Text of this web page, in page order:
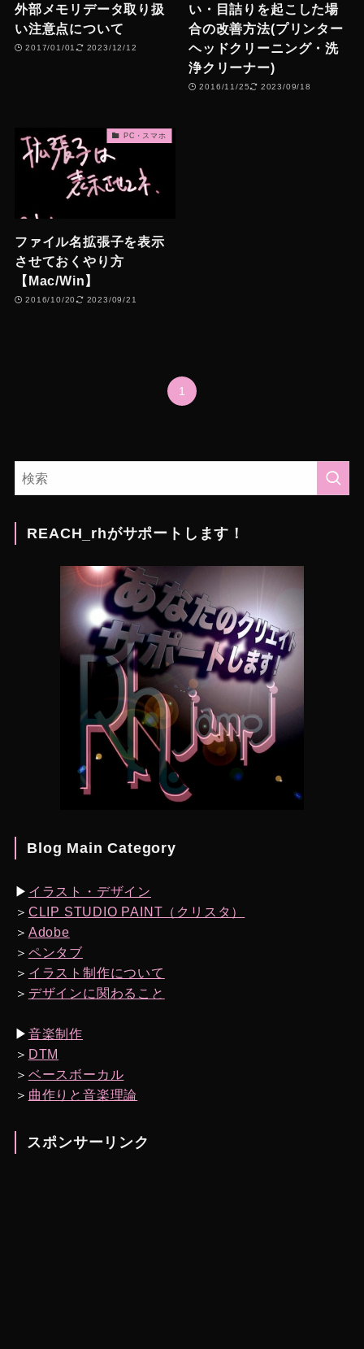
外部メモリデータ取り扱
い注意点について
2017/01/01 2023/12/12
い・目詰りを起こした場
合の改善方法(プリンター
ヘッドクリーニング・洗
浄クリーナー)
2016/11/25 2023/09/18
PC・スマホ
ファイル名拡張子を表示
させておくやり方
【Mac/Win】
2016/10/20 2023/09/21
1
REACH_rhがサポートします！
Blog Main Category
▶︎ イラスト・デザイン
＞ CLIP STUDIO PAINT（クリスタ）
＞ Adobe
＞ ペンタブ
＞ イラスト制作について
＞ デザインに関わること
▶︎ 音楽制作
＞ DTM
＞ ベースボーカル
＞ 曲作りと音楽理論
スポンサーリンク